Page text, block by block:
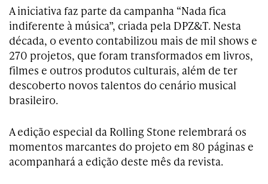
A iniciativa faz parte da campanha “Nada fica
indiferente à música”, criada pela DPZ&T. Nesta
década, o evento contabilizou mais de mil shows e
270 projetos, que foram transformados em livros,
filmes e outros produtos culturais, além de ter
descoberto novos talentos do cenário musical
brasileiro.
A edição especial da Rolling Stone relembrará os
momentos marcantes do projeto em 80 páginas e
acompanhará a edição deste mês da revista.